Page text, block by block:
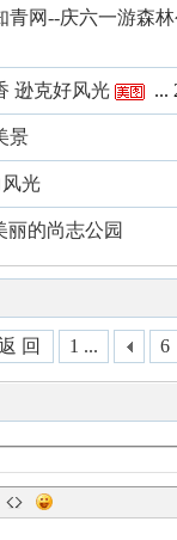
青网--庆六一游森
逊克好风光 ...
景
光
丽的尚志公园
1 ... 6
回